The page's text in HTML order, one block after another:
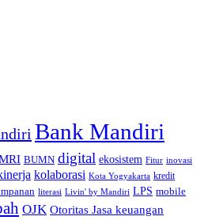
Bank Mandiri
BUMN digital ekosistem Fitur inovasi
kolaborasi Kota Yogyakarta kredit
literasi Livin' by Mandiri LPS mobile
OJK Otoritas Jasa keuangan